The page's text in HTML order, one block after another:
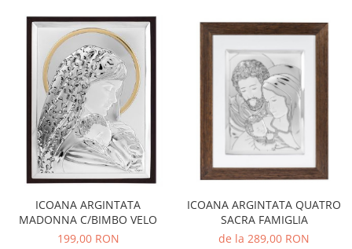
ICOANA ARGINTATA
MADONNA C/BIMBO VELO
199,00 RON
ICOANA ARGINTATA QUATRO
SACRA FAMIGLIA
de la 289,00 RON